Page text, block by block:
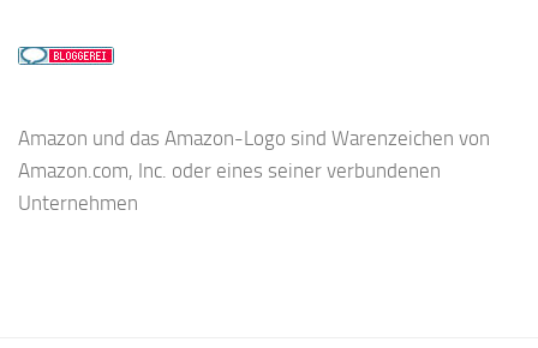
Amazon und das Amazon-Logo sind Warenzeichen von
Amazon.com, Inc. oder eines seiner verbundenen
Unternehmen